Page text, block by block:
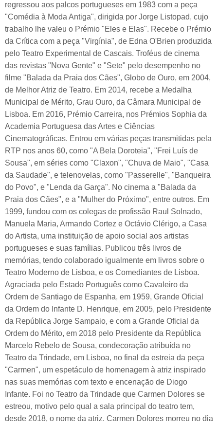
regressou aos palcos portugueses em 1983 com a peça
"Comédia à Moda Antiga", dirigida por Jorge Listopad, cujo
trabalho lhe valeu o Prémio "Eles e Elas". Recebe o Prémio
da Crítica com a peça "Virgínia", de Edna O'Brien produzida
pelo Teatro Experimental de Cascais. Troféus de cinema
das revistas "Nova Gente" e "Sete" pelo desempenho no
filme "Balada da Praia dos Cães", Globo de Ouro, em 2004,
de Melhor Atriz de Teatro. Em 2014, recebe a Medalha
Municipal de Mérito, Grau Ouro, da Câmara Municipal de
Lisboa. Em 2016, Prémio Carreira, nos Prémios Sophia da
Academia Portuguesa das Artes e Ciências
Cinematográficas. Entrou em várias peças transmitidas pela
RTP nos anos 60, como "A Bela Doroteia", "Frei Luís de
Sousa", em séries como "Claxon", "Chuva de Maio", "Casa
da Saudade", e telenovelas, como "Passerelle", "Banqueira
do Povo", e "Lenda da Garça". No cinema a "Balada da
Praia dos Cães", e a "Mulher do Próximo", entre outros. Em
1999, fundou com os colegas de profissão Raul Solnado,
Manuela Maria, Armando Cortez e Octávio Clérigo, a Casa
do Artista, uma instituição de apoio social aos artistas
portugueses e suas famílias. Publicou três livros de
memórias, tendo colaborado igualmente em livros sobre o
Teatro Moderno de Lisboa, e os Comediantes de Lisboa.
Agraciada pelo Estado Português como Cavaleiro da
Ordem de Santiago de Espanha, em 1959, Grande Oficial
da Ordem do Infante D. Henrique, em 2005, pelo Presidente
da República Jorge Sampaio, e com a Grande Oficial da
Ordem do Mérito, em 2018 pelo Presidente da República
Marcelo Rebelo de Sousa, condecoração atribuída no
Teatro da Trindade, em Lisboa, no final da estreia da peça
"Carmen", um espetáculo de homenagem à atriz inspirado
nas suas memórias com texto e encenação de Diogo
Infante. Foi no Teatro da Trindade que Carmen Dolores se
estreou, motivo pelo qual a sala principal do teatro tem,
desde 2018, o nome da atriz. Carmen Dolores morreu no dia